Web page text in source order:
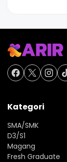
Kategori
SMA/SMK
D3/S1
Magang
Fresh Graduate